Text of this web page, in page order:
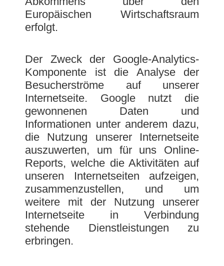
Europäischen Wirtschaftsraum
erfolgt.
Der Zweck der Google-Analytics-
Komponente ist die Analyse der
Besucherströme auf unserer
Internetseite. Google nutzt die
gewonnenen Daten und
Informationen unter anderem dazu,
die Nutzung unserer Internetseite
auszuwerten, um für uns Online-
Reports, welche die Aktivitäten auf
unseren Internetseiten aufzeigen,
zusammenzustellen, und um
weitere mit der Nutzung unserer
Internetseite in Verbindung
stehende Dienstleistungen zu
erbringen.